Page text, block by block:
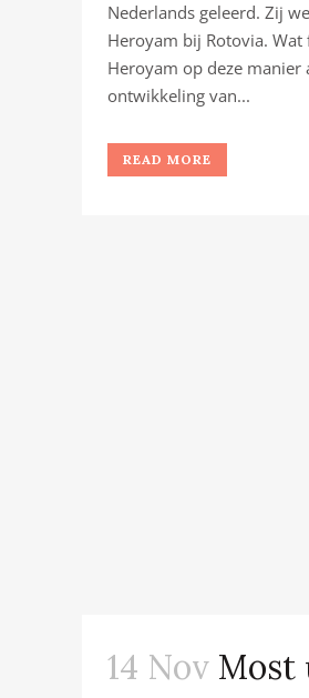
Nederlands geleerd. Zij
Heroyam bij Rotovia. Wat
Heroyam op deze manier
ontwikkeling van...
READ MORE
14 Nov Most